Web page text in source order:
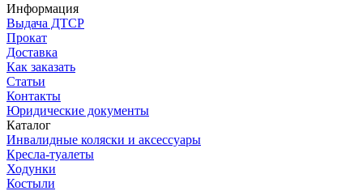
Информация
Выдача ДТСР
Прокат
Доставка
Как заказать
Статьи
Контакты
Юридические документы
Каталог
Инвалидные коляски и аксессуары
Кресла-туалеты
Ходунки
Костыли